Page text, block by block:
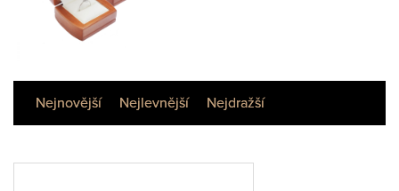
Nejnovější Nejlevnější Nejdražší